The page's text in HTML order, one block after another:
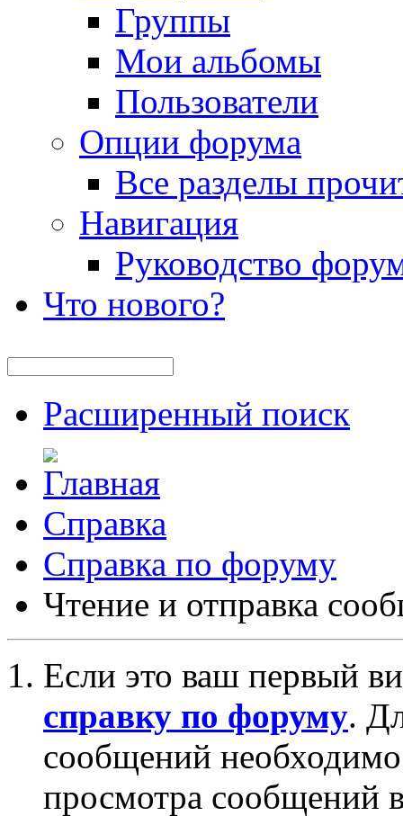
Группы
Мои альбомы
Пользователи
Опции форума
Все разделы
Навигация
Руководство
Что нового?
Расширенный поиск
Справка
Справка по форуму
Чтение и отправка
Если это ваш первый
справку по форуму.
сообщений
просмотра сообщений